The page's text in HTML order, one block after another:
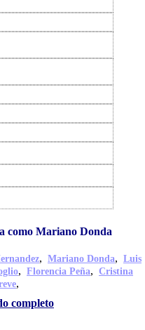
como Mariano Donda
, Mariano Donda, Luis
, Florencia Peña, Cristina
,
completo